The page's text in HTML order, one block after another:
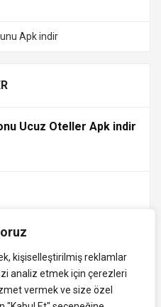
kişiselleştirilmiş reklamlar
analiz etmek için çerezleri
vermek ve size özel
Apk indir
Ucuz Oteller Apk indir
platformudur! En